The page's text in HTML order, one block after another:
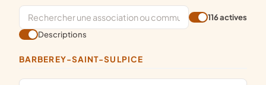
116 actives
Descriptions
BARBEREY-SAINT-SULPICE